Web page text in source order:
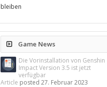
bleiben
Game News
Die Vorinstallation von Genshin
Impact Version 3.5 ist jetzt
verfügbar
Article posted27. Februar 2023